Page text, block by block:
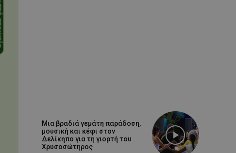
Μια βραδιά γεμάτη παράδοση,
μουσική και κέφι στον
Δελίκηπο για τη γιορτή του
Χρυσοσώτηρος